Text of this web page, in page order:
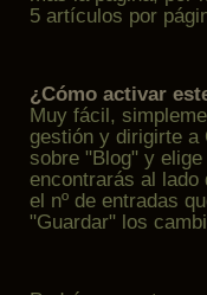
5 artículos por
¿Cómo activar
Muy fácil,
gestión y dirigirte a
sobre "Blog" y
encontrarás al lado
el nº de entradas
"Guardar" los